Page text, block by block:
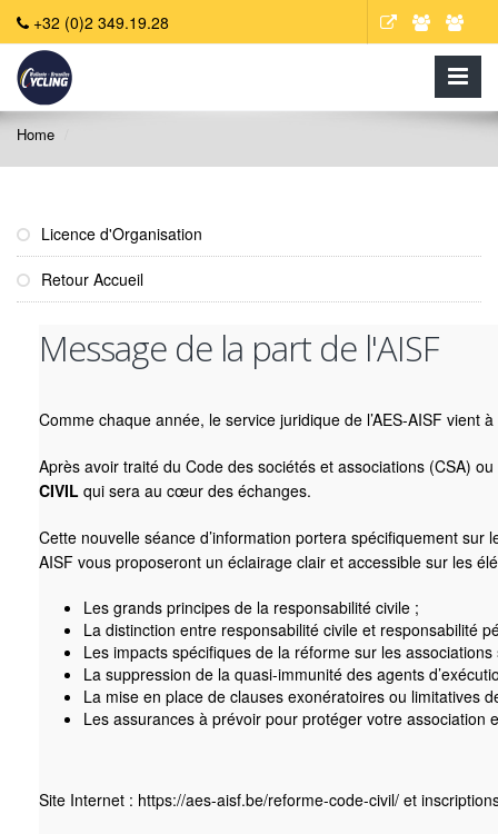
+32 (0)2 349.19.28
Home
Licence d'Organisation
Retour Accueil
Message de la part de l'AISF
Comme chaque année, le service juridique de l’AES-AISF vient
Après avoir traité du Code des sociétés et associations (CSA)
CIVIL qui sera au cœur des échanges.
Cette nouvelle séance d’information portera spécifiquement
AISF vous proposeront un éclairage clair et accessible sur les
Les grands principes de la responsabilité civile ;
La distinction entre responsabilité civile et responsabilité
Les impacts spécifiques de la réforme sur les associations
La suppression de la quasi-immunité des agents
La mise en place de clauses exonératoires ou limitatives
Les assurances à prévoir pour protéger votre association
Site Internet : https://aes-aisf.be/reforme-code-civil/ et